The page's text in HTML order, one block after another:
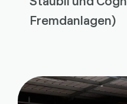
Fremdanlagen)